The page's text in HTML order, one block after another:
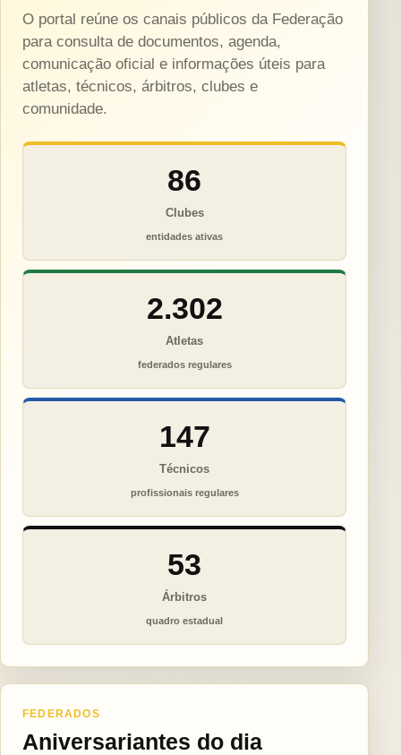
O portal reúne os canais públicos da Federação
para consulta de documentos, agenda,
comunicação oficial e informações úteis para
atletas, técnicos, árbitros, clubes e
comunidade.
86
Clubes
entidades ativas
2.302
Atletas
federados regulares
147
Técnicos
profissionais regulares
53
Árbitros
quadro estadual
FEDERADOS
Aniversariantes do dia